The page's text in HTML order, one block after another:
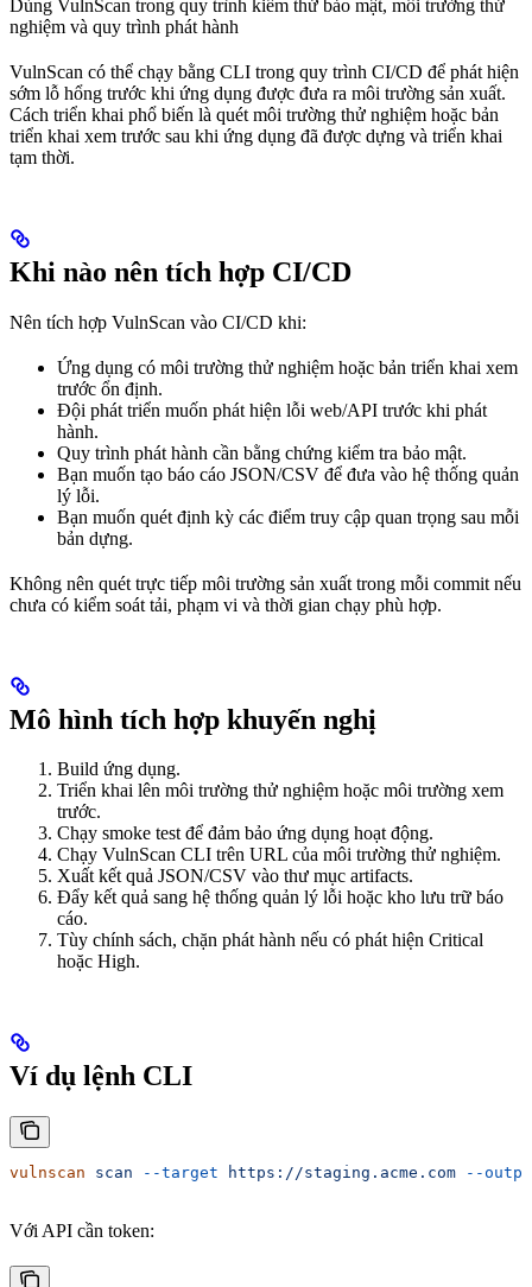
Dùng VulnScan trong quy trình kiểm thử bảo mật, môi trường thử
nghiệm và quy trình phát hành
VulnScan có thể chạy bằng CLI trong quy trình CI/CD để phát hiện
sớm lỗ hổng trước khi ứng dụng được đưa ra môi trường sản xuất.
Cách triển khai phổ biến là quét môi trường thử nghiệm hoặc bản
triển khai xem trước sau khi ứng dụng đã được dựng và triển khai
tạm thời.
Khi nào nên tích hợp CI/CD
Nên tích hợp VulnScan vào CI/CD khi:
Ứng dụng có môi trường thử nghiệm hoặc bản triển khai xem
trước ổn định.
Đội phát triển muốn phát hiện lỗi web/API trước khi phát
hành.
Quy trình phát hành cần bằng chứng kiểm tra bảo mật.
Bạn muốn tạo báo cáo JSON/CSV để đưa vào hệ thống quản
lý lỗi.
Bạn muốn quét định kỳ các điểm truy cập quan trọng sau mỗi
bản dựng.
Không nên quét trực tiếp môi trường sản xuất trong mỗi commit nếu
chưa có kiểm soát tải, phạm vi và thời gian chạy phù hợp.
Mô hình tích hợp khuyến nghị
Build ứng dụng.
Triển khai lên môi trường thử nghiệm hoặc môi trường xem
trước.
Chạy smoke test để đảm bảo ứng dụng hoạt động.
Chạy VulnScan CLI trên URL của môi trường thử nghiệm.
Xuất kết quả JSON/CSV vào thư mục artifacts.
Đẩy kết quả sang hệ thống quản lý lỗi hoặc kho lưu trữ báo
cáo.
Tùy chính sách, chặn phát hành nếu có phát hiện Critical
hoặc High.
Ví dụ lệnh CLI
vulnscan scan --target https://staging.acme.com --
Với API cần token: